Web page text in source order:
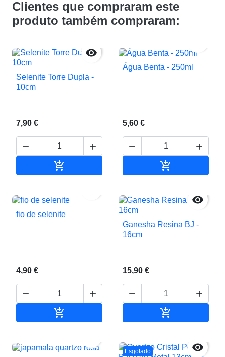
Clientes que compraram este
produto também compraram:

Selenite Torre Dupla -
10cm
7,90 €
 

Água Benta - 250ml
5,60 €
 

fio de selenite
4,90 €
 


Ganesha Resina BJ -
16cm
15,90 €
 

Esgotado 